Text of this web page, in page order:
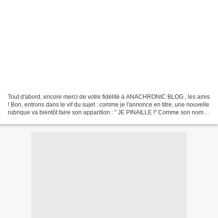
Tout d'abord, encore merci de votre fidélité à ANACHRONIC BLOG , les amis
! Bon, entrons dans le vif du sujet : comme je l'annonce en titre, une nouvelle
rubrique va bientôt faire son apparition : " JE PINAILLE !" Comme son nom